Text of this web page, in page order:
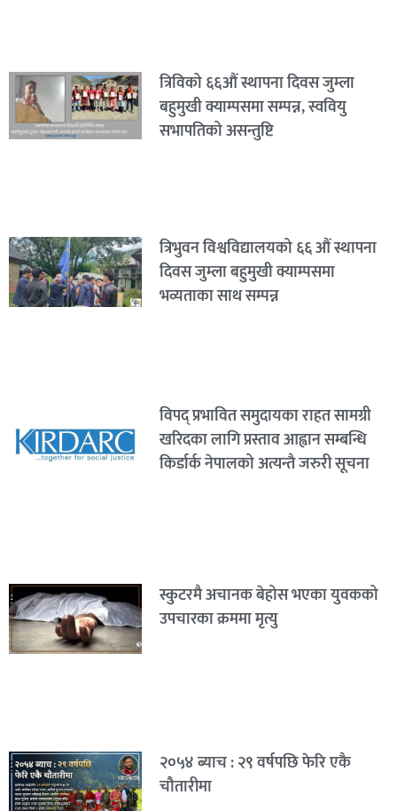
त्रिविको ६६औं स्थापना दिवस जुम्ला
बहुमुखी क्याम्पसमा सम्पन्न, स्ववियु
सभापतिको असन्तुष्टि
त्रिभुवन विश्वविद्यालयको ६६ औं स्थापना
दिवस जुम्ला बहुमुखी क्याम्पसमा
भव्यताका साथ सम्पन्न
विपद् प्रभावित समुदायका राहत सामग्री
खरिदका लागि प्रस्ताव आह्वान सम्बन्धि
किर्डार्क नेपालको अत्यन्तै जरुरी सूचना
स्कुटरमै अचानक बेहोस भएका युवकको
उपचारका क्रममा मृत्यु
२०५४ ब्याच : २९ वर्षपछि फेरि एकै
चौतारीमा